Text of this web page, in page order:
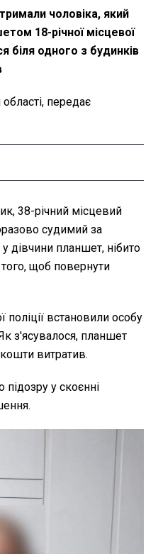
чоловіка, який
18-річної місцевої
біля одного з будинків
області, передає
38-річний місцевий
судимий за
дівчини планшет, нібито
щоб повернути
встановили особу
з'ясувалося, планшет
витратив.
у скоєнні